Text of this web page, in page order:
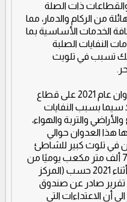
ذات الصلة
من الركام والدمار، مما
الخدمات الأساسية بما
النفايات الصلبة
تسبب في تلويث
وقد أفادت بعض التقارير أن عدوان عام 2021 على قطاع
سيما بسبب النفايات
والتربة والهواء،
هذا العدوان حوالي
في تلوث كبير للشاطئ
بنسبة 85%، إذ تم تصريف نحو 70 ألف متر مكعب يوميًا من
المياه غير المعالجة إلى الشاطئ أثناء 2021 حسب (المركز
2021). وفي تقرير صادر عن صندوق
فقد أشار الى أن الاعتداءات التي